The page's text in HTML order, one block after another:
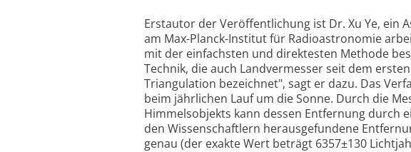
Erstautor der Veröffentlichung ist Dr. Xu Ye, ein
am Max-Planck-Institut für Radioastronomie
mit der einfachsten und direktesten Methode
Technik, die auch Landvermesser seit dem
Triangulation bezeichnet", sagt er dazu. Das
beim jährlichen Lauf um die Sonne. Durch die
Himmelsobjekts kann dessen Entfernung durch
den Wissenschaftlern herausgefundene
genau (der exakte Wert beträgt 6357±130